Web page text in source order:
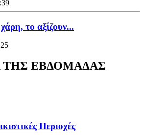
το αξίζουν...
ΤΗΣ ΕΒΔΟΜΑΔΑΣ
Περιοχές